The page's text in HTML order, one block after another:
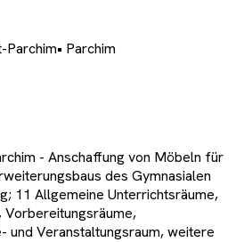
Parchim• Parchim
- Anschaffung von Möbeln für
des Gymnasialen
11 Allgemeine Unterrichtsräume,
und Veranstaltungsraum, weitere